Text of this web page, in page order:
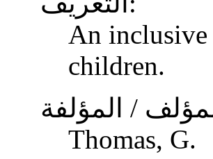
An inclusive
children.
Thomas, G.